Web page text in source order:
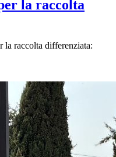
la raccolta
raccolta differenziata: